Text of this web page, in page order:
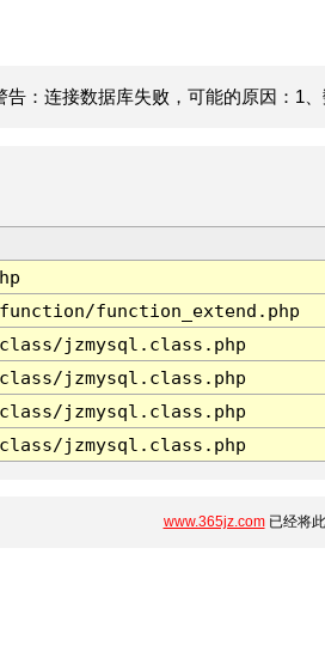
告：连接数据库失败，可能的原因：1
function_extend.php
jzmysql.class.php
jzmysql.class.php
jzmysql.class.php
jzmysql.class.php
www.365jz.com已经将